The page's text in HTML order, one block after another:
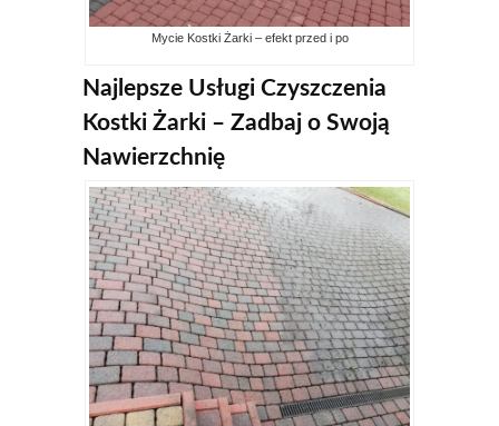
Mycie Kostki Żarki – efekt przed i po
Najlepsze Usługi Czyszczenia
Kostki Żarki – Zadbaj o Swoją
Nawierzchnię